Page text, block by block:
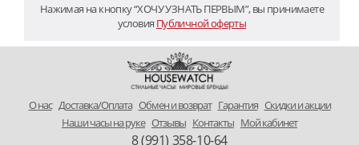
Нажимая на кнопку “ХОЧУ УЗНАТЬ ПЕРВЫМ”, вы принимаете
условия Публичной оферты
O нас Доставка/Оплата Обмен и возврат Гарантия Скидки и акции
Наши часы на руке Отзывы Контакты Мой кабинет
8 (991) 358-10-64